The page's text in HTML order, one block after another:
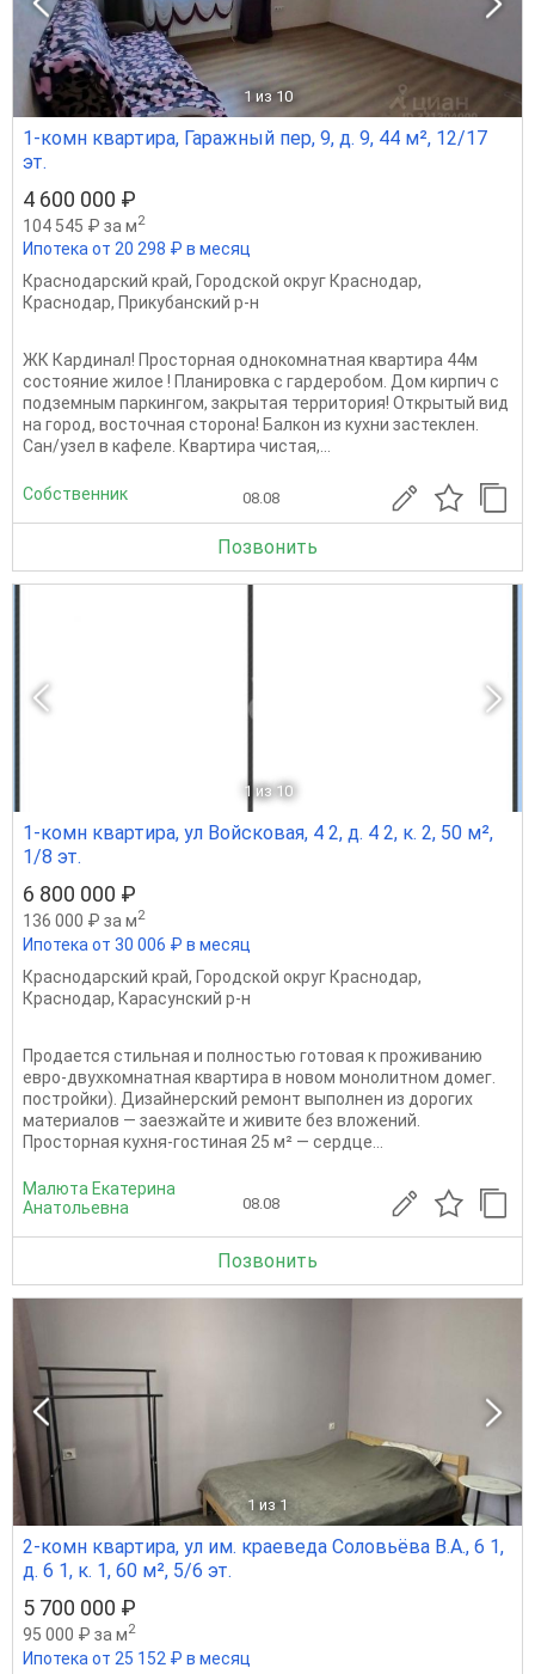
1 из 10
1-комн квартира, Гаражный пер, 9, д. 9, 44 м², 12/17
эт.
4 600 000 ₽
104 545 ₽ за м2
Ипотека от 20 298 ₽ в месяц
Краснодарский край, Городской округ Краснодар,
Краснодар, Прикубанский р-н
ЖК Кардинал! Просторная однокомнатная квартира 44м
состояние жилое ! Планировка с гардеробом. Дом кирпич с
подземным паркингом, закрытая территория! Открытый вид
на город, восточная сторона! Балкон из кухни застеклен.
Сан/узел в кафеле. Квартира чистая,...
Собственник 08.08
Позвонить
1 из 10
1-комн квартира, ул Войсковая, 4 2, д. 4 2, к. 2, 50 м²,
1/8 эт.
6 800 000 ₽
136 000 ₽ за м2
Ипотека от 30 006 ₽ в месяц
Краснодарский край, Городской округ Краснодар,
Краснодар, Карасунский р-н
Продается стильная и полностью готовая к проживанию
евро-двухкомнатная квартира в новом монолитном домег.
постройки). Дизайнерский ремонт выполнен из дорогих
материалов — заезжайте и живите без вложений.
Просторная кухня-гостиная 25 м² — сердце...
Малюта Екатерина
Анатольевна
08.08
Позвонить
1 из 1
2-комн квартира, ул им. краеведа Соловьёва В.А., 6 1,
д. 6 1, к. 1, 60 м², 5/6 эт.
5 700 000 ₽
95 000 ₽ за м2
Ипотека от 25 152 ₽ в месяц